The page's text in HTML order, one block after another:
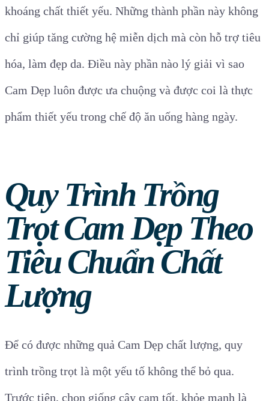
khoáng chất thiết yếu. Những thành phần này không
chỉ giúp tăng cường hệ miễn dịch mà còn hỗ trợ tiêu
hóa, làm đẹp da. Điều này phần nào lý giải vì sao
Cam Dẹp luôn được ưa chuộng và được coi là thực
phẩm thiết yếu trong chế độ ăn uống hàng ngày.
Quy Trình Trồng
Trọt Cam Dẹp Theo
Tiêu Chuẩn Chất
Lượng
Để có được những quả Cam Dẹp chất lượng, quy
trình trồng trọt là một yếu tố không thể bỏ qua.
Trước tiên, chọn giống cây cam tốt, khỏe mạnh là